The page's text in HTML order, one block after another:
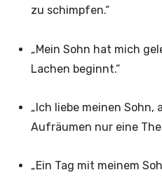
zu schimpfen.“
„Mein Sohn hat mich
Lachen beginnt.“
„Ich liebe meinen Sohn,
Aufräumen nur eine
„Ein Tag mit meinem